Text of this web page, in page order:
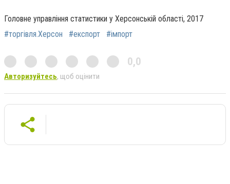
Головне управління статистики у Херсонській області, 2017
#торгівля.Херсон
#експорт #імпорт
0,0
Авторизуйтесь, щоб оцінити